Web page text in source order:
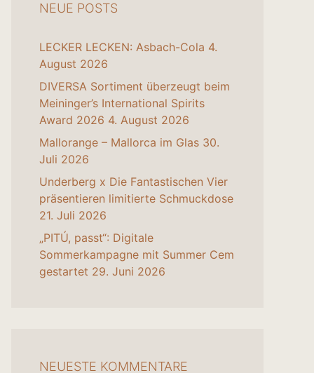
NEUE POSTS
LECKER LECKEN: Asbach-Cola 4.
August 2026
DIVERSA Sortiment überzeugt beim
Meininger’s International Spirits
Award 2026 4. August 2026
Mallorange – Mallorca im Glas 30.
Juli 2026
Underberg x Die Fantastischen Vier
präsentieren limitierte Schmuckdose
21. Juli 2026
„PITÚ, passt“: Digitale
Sommerkampagne mit Summer Cem
gestartet 29. Juni 2026
NEUESTE KOMMENTARE